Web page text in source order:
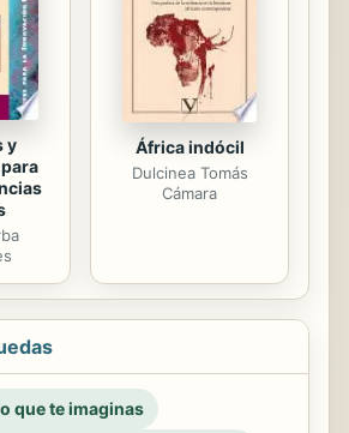
y
África indócil
Dulcinea Tomás
Cámara
que te imaginas